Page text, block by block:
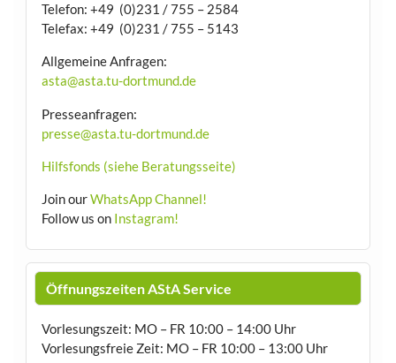
Telefon: +49 (0)231 / 755 – 2584
Telefax: +49 (0)231 / 755 – 5143
Allgemeine Anfragen:
asta@asta.tu-dortmund.de
Presseanfragen:
presse@asta.tu-dortmund.de
Hilfsfonds (siehe Beratungsseite)
Join ourWhatsApp Channel!
Follow us on Instagram!
Öffnungszeiten AStA Service
Vorlesungszeit: MO – FR 10:00 – 14:00 Uhr
Vorlesungsfreie Zeit: MO – FR 10:00 – 13:00 Uhr